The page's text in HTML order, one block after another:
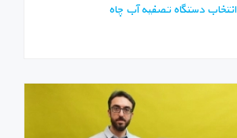
انتخاب دستگاه تصفیه آب چاه